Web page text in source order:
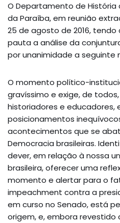
O Departamento de História
da Paraíba, em reunião
25 de agosto de 2016,
pauta a análise da
por unanimidade a seguinte
O momento político-
gravíssimo e exige, de
historiadores e educadores,
posicionamentos
acontecimentos que se
Democracia brasileiras.
dever, em relação à nossa
brasileira, oferecer uma
momento e alertar para o
impeachment contra a
em curso no Senado, está
origem, e, embora revestido